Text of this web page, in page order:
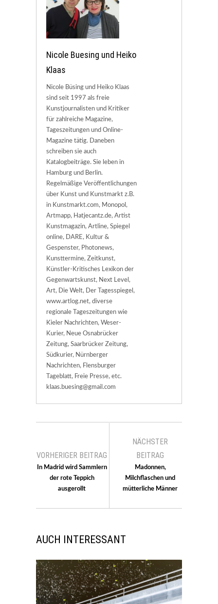
Nicole Buesing und Heiko
Klaas
Nicole Büsing und Heiko Klaas
sind seit 1997 als freie
Kunstjournalisten und Kritiker
für zahlreiche Magazine,
Tageszeitungen und Online-
Magazine tätig. Daneben
schreiben sie auch
Katalogbeiträge. Sie leben in
Hamburg und Berlin.
Regelmäßige Veröffentlichungen
über Kunst und Kunstmarkt z.B.
in Kunstmarkt.com, Monopol,
Artmapp, Hatjecantz.de, Artist
Kunstmagazin, Artline, Spiegel
online, DARE, Kultur &
Gespenster, Photonews,
Kunsttermine, Zeitkunst,
Künstler-Kritisches Lexikon der
Gegenwartskunst, Next Level,
Art, Die Welt, Der Tagesspiegel,
www.artlog.net, diverse
regionale Tageszeitungen wie
Kieler Nachrichten, Weser-
Kurier, Neue Osnabrücker
Zeitung, Saarbrücker Zeitung,
Südkurier, Nürnberger
Nachrichten, Flensburger
Tageblatt, Freie Presse, etc.
klaas.buesing@gmail.com
VORHERIGER BEITRAG
In Madrid wird Sammlern
der rote Teppich
ausgerollt
NÄCHSTER
BEITRAG
Madonnen,
Milchflaschen und
mütterliche Männer
AUCH INTERESSANT